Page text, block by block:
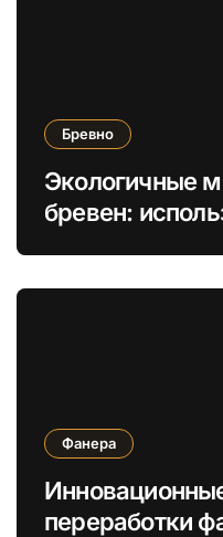
Бревно
Экологичные
бревен:
Фанера
переработки